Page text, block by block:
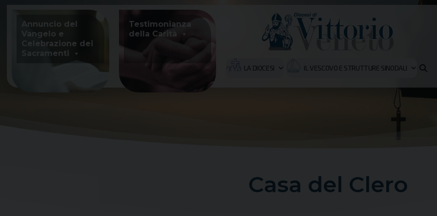
content
Annuncio del
Vangelo e
Celebrazione dei
Sacramenti
Testimonianza
della Carità
LA DIOCESI IL VESCOVO E STRUTTURE SINODALI
Casa del Clero